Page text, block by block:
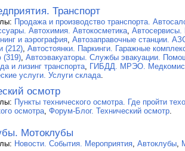
Транспорт
Продажа и производство транспорта.
Автохимия. Автокосметика Автосервисы.
и аэрография Автозаправочные станции.
(212) Автостоянки. Паркинги. Гаражные
(319) Автоэвакуаторы. Службы эвакуации.
и лизинг транспорта ГИБДД. МРЭО.
услуги. Услуги склада
осмотр
Пункты технического осмотра. Где пройти
осмотра Форум-Блог. Технический осмотр
Мотоклубы
Новости. События. Мероприятия Автоклубы